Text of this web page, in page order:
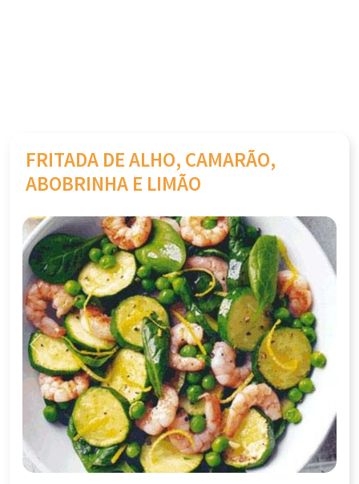
FRITADA DE ALHO, CAMARÃO,
ABOBRINHA E LIMÃO
Previous Next